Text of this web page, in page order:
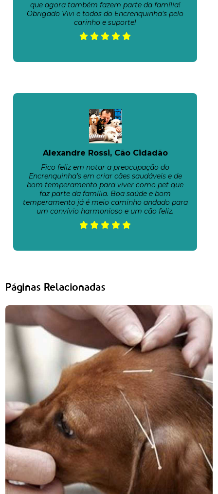
que agora também fazem parte da família!
Obrigado Vivi e todos do Encrenquinha's pelo
carinho e suporte!
Alexandre Rossi, Cão Cidadão
Fico feliz em notar a preocupação do
Encrenquinha’s em criar cães saudáveis e de
bom temperamento para viver como pet que
faz parte da família. Boa saúde e bom
temperamento já é meio caminho andado para
um convívio harmonioso e um cão feliz.
Páginas Relacionadas